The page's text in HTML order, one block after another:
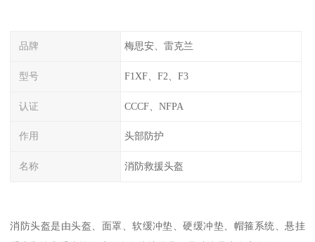
品牌 梅思安、雷克兰
型号 F1XF、F2、F3
认证 CCCF、NFPA
作用 头部防护
名称 消防救援头盔
消防头盔是由头盔、面罩、软缓冲垫、硬缓冲垫、帽箍系统、悬挂